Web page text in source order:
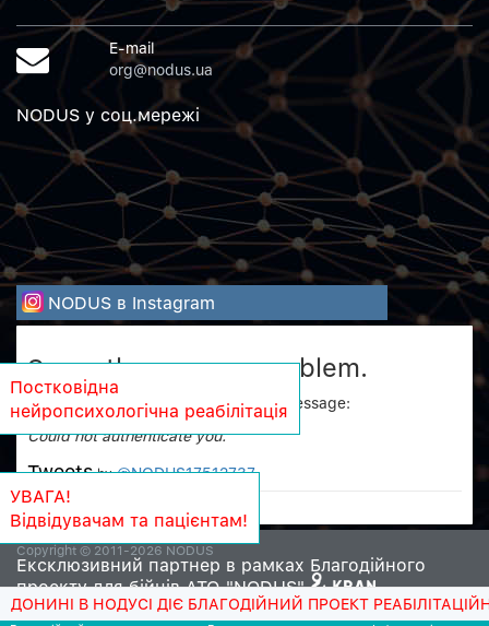
E-mail
org@nodus.ua
NODUS у соц.мережi
NODUS в Instagram
Sorry, there was a problem.
Twitter returned the following error message:
Could not authenticate you.
Tweets by @NODUS17512737
Copyright © 2011-2026 NODUS
Ексклюзивний партнер в рамках Благодійного
проекту для бійців АТО "NODUS"
В НОДУСІ ДІЄ БЛАГОДІЙНИЙ ПРОЕКТ
Постковідна
нейропсихологічна реабілітація
УВАГА!
Відвідувачам та пацієнтам!